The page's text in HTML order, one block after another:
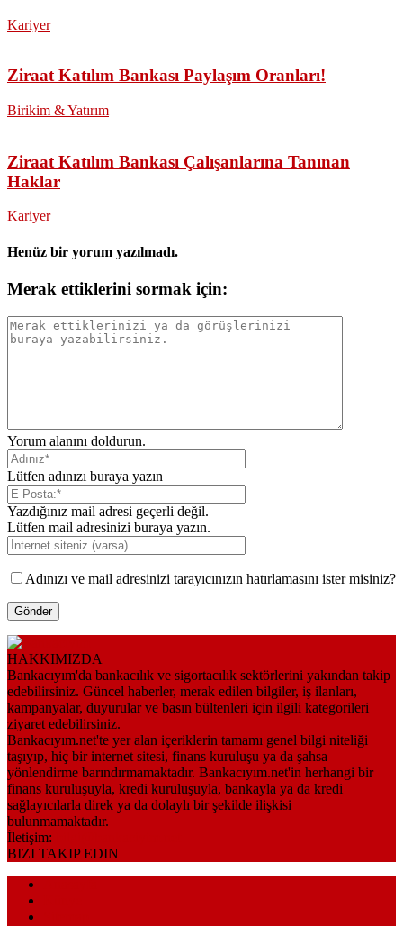
Kariyer
Ziraat Katılım Bankası Paylaşım Oranları!
Birikim & Yatırım
Ziraat Katılım Bankası Çalışanlarına Tanınan
Haklar
Kariyer
Henüz bir yorum yazılmadı.
Merak ettiklerini sormak için:
Yorum alanını doldurun.
Lütfen adınızı buraya yazın
Yazdığınız mail adresi geçerli değil.
Lütfen mail adresinizi buraya yazın.
Adınızı ve mail adresinizi tarayıcınızın hatırlamasını ister misiniz?
HAKKIMIZDA
Bankacıyım'da bankacılık ve sigortacılık sektörlerini yakından takip
edebilirsiniz. Güncel haberler, merak edilen bilgiler, iş ilanları,
kampanyalar, duyurular ve basın bültenleri için ilgili kategorileri
ziyaret edebilirsiniz.
Bankacıyım.net'te yer alan içeriklerin tamamı genel bilgi niteliği
taşıyıp, hiç bir internet sitesi, finans kuruluşu ya da şahsa
yönlendirme barındırmamaktadır. Bankacıyım.net'in herhangi bir
finans kuruluşuyla, kredi kuruluşuyla, bankayla ya da kredi
sağlayıcılarla direk ya da dolaylı bir şekilde ilişkisi
bulunmamaktadır.
İletişim:
BIZI TAKIP EDIN